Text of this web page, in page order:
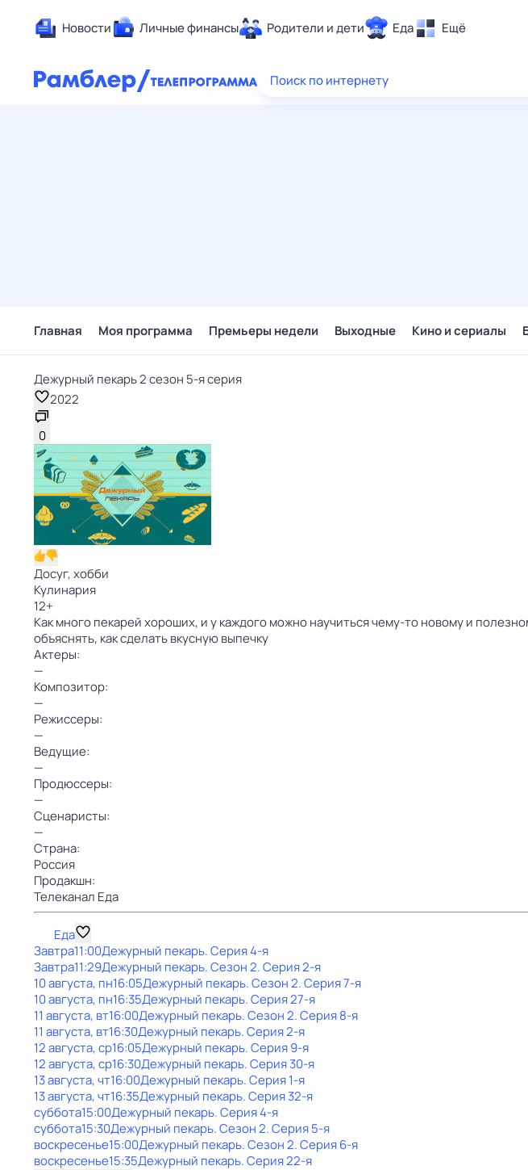
Новости Личные финансы Родители и дети Еда Ещё
Здоровье
Поиск по интернету
Главная Моя программа Премьеры недели Выходные Кино и сериалы
Дежурный пекарь 2 сезон 5-я серия
2022
0
Досуг, хобби
Кулинария
12+
Как много пекарей хороших, и у каждого можно научиться чему-то новому и
объяснять, как сделать вкусную выпечку
Актеры:
—
Композитор:
—
Режиссеры:
—
Ведущие:
—
Продюссеры:
—
Сценаристы:
—
Страна:
Россия
Продакшн:
Телеканал Еда
Еда
Завтра11:00Дежурный пекарь. Серия 4-я
Завтра11:29Дежурный пекарь. Сезон 2. Серия 2-я
10 августа, пн16:05Дежурный пекарь. Сезон 2. Серия 7-я
10 августа, пн16:35Дежурный пекарь. Серия 27-я
11 августа, вт16:00Дежурный пекарь. Сезон 2. Серия 8-я
11 августа, вт16:30Дежурный пекарь. Серия 2-я
12 августа, ср16:05Дежурный пекарь. Серия 9-я
12 августа, ср16:30Дежурный пекарь. Серия 30-я
13 августа, чт16:00Дежурный пекарь. Серия 1-я
13 августа, чт16:35Дежурный пекарь. Серия 32-я
суббота15:00Дежурный пекарь. Серия 4-я
суббота15:30Дежурный пекарь. Сезон 2. Серия 5-я
воскресенье15:00Дежурный пекарь. Сезон 2. Серия 6-я
воскресенье15:35Дежурный пекарь. Серия 22-я